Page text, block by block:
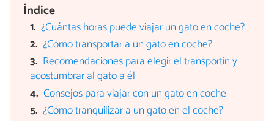
Índice
¿Cuántas horas puede viajar un gato en coche?
¿Cómo transportar a un gato en coche?
Recomendaciones para elegir el transportín y
acostumbrar al gato a él
Consejos para viajar con un gato en coche
¿Cómo tranquilizar a un gato en el coche?